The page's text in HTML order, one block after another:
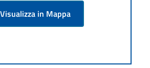
Visualizza in Mappa